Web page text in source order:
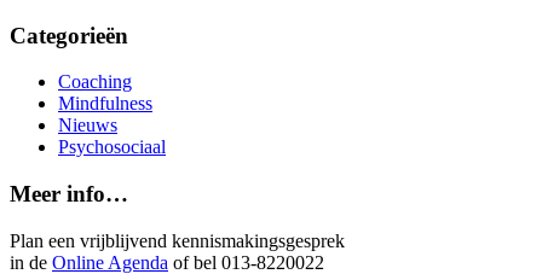
Categorieën
Coaching
Mindfulness
Nieuws
Psychosociaal
Meer info…
Plan een vrijblijvend kennismakingsgesprek
in de Online Agenda of bel 013-8220022